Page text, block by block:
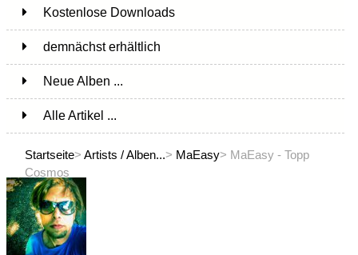
Kostenlose Downloads
demnächst erhältlich
Neue Alben ...
Alle Artikel ...
Startseite> Artists / Alben...> MaEasy> MaEasy - Topp
Cosmos